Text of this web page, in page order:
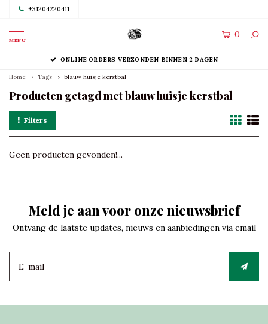
+31204220411
MENU
0
ONLINE ORDERS VERZONDEN BINNEN 2 DAGEN
Home Tags blauw huisje kerstbal
Producten getagd met blauw huisje kerstbal
Filters
Geen producten gevonden!...
Meld je aan voor onze nieuwsbrief
Ontvang de laatste updates, nieuws en aanbiedingen via email